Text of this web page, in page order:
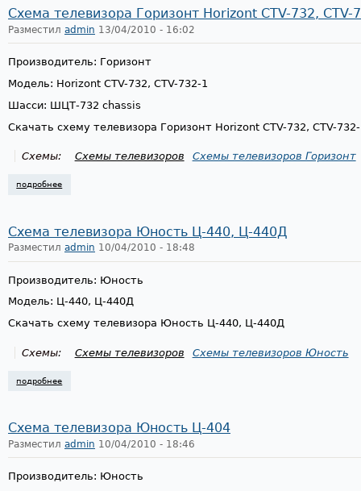
Схема телевизора Горизонт Horizont CTV-732,
Разместил admin 13/04/2010 - 16:02
Производитель: Горизонт
Модель: Horizont CTV-732, CTV-732-1
Шасси: ШЦТ-732 chassis
Скачать схему телевизора Горизонт Horizont CTV-732, CTV-
Схемы: Схемы телевизоров Схемы телевизоров Горизонт
подробнее
Схема телевизора Юность Ц-440, Ц-440Д
Разместил admin 10/04/2010 - 18:48
Производитель: Юность
Модель: Ц-440, Ц-440Д
Скачать схему телевизора Юность Ц-440, Ц-440Д
Схемы: Схемы телевизоров Схемы телевизоров Юность
подробнее
Схема телевизора Юность Ц-404
Разместил admin 10/04/2010 - 18:46
Производитель: Юность